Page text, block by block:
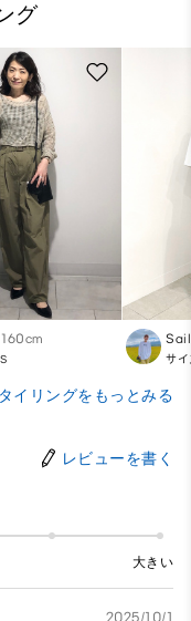
グ
160cm
サ
イリングをもっとみる
レビューを書く
大きい
2025/10/1